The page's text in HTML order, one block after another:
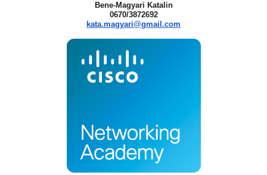
Bene-Magyari Katalin
0670/3872692
kata.magyari@gmail.com